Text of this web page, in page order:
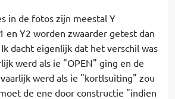
in de fotos zijn meestal Y
en Y2 worden zwaarder getest dan
dacht eigenlijk dat het verschil was
werd als ie "OPEN" ging en de
werd als ie "kortlsuiting" zou
de ene door constructie "indien